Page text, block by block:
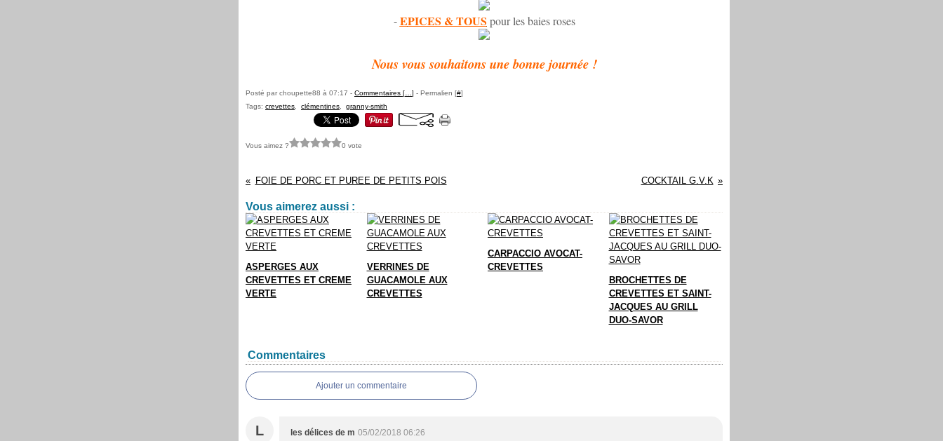
-EPICES & TOUS pour les baies roses
Nous vous souhaitons une bonne journée !
Posté par choupette88 à 07:17 - Commentaires [ ] - Permalien [#]
Tags: crevettes clémentines granny-smith
Vous aimez ? 0 vote
FOIE DE PORC ET PUREE DE PETITS POIS COCKTAIL G.V.K
Vous aimerez aussi :
ASPERGES AUX
CREVETTES ET CREME
VERTE
VERRINES DE
GUACAMOLE AUX
CREVETTES
CARPACCIO AVOCAT-
CREVETTES
BROCHETTES DE
CREVETTES ET SAINT-
JACQUES AU GRILL
DUO-SAVOR
Commentaires
Ajouter un commentaire
L les délices de m 05/02/2018 06:26